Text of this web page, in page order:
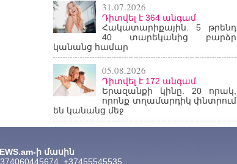
31.07.2026
Դիտվել է 364 անգամ
Հակատարիքային. 5 թրենդ
40 տարեկանից բարձր
կանանց համար
05.08.2026
Դիտվել է 172 անգամ
Երազանքի կինը. 20 որակ,
որոնք տղամարդիկ փնտրում
են կանանց մեջ
ի մասին
+37455545535